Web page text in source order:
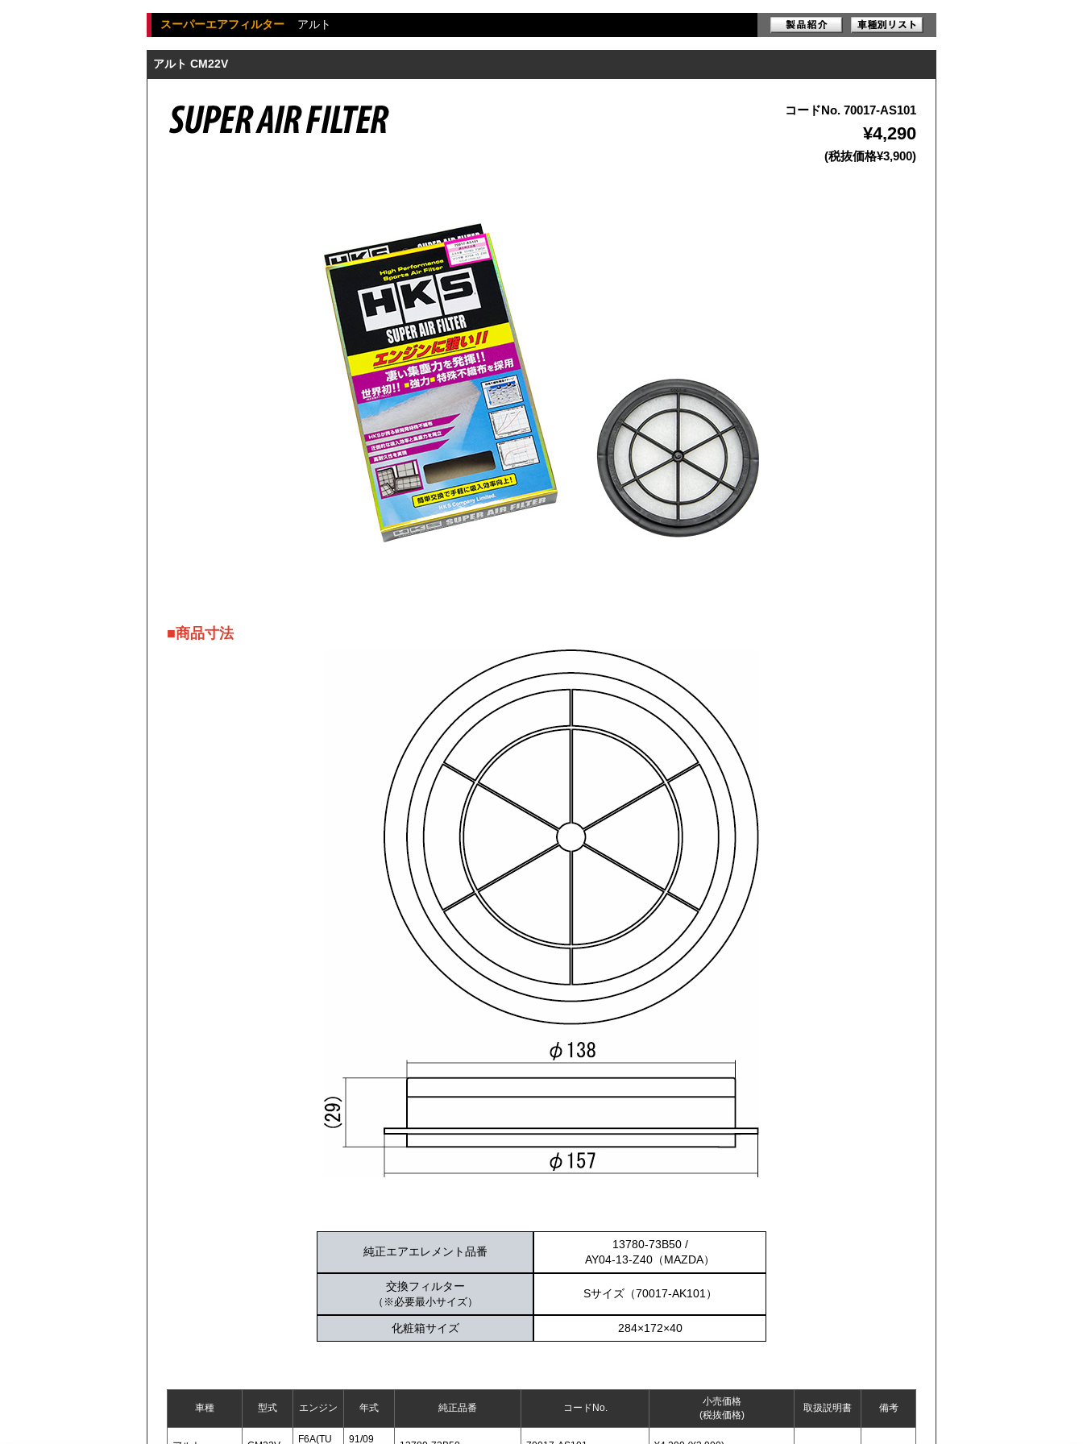
スーパーエアフィルター アルト
アルト CM22V
コードNo. 70017-AS101
¥4,290
(税抜価格¥3,900)
■商品寸法
純正エアエレメント品番
13780-73B50 /
AY04-13-Z40（MAZDA）
交換フィルター
（※必要最小サイズ）
Sサイズ（70017-AK101）
化粧箱サイズ 284×172×40
車種 型式 エンジン 年式 純正品番 コードNo.
小売価格
(税抜価格)
取扱説明書 備考
F6A(TU 91/09